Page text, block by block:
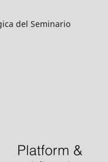
del Seminario